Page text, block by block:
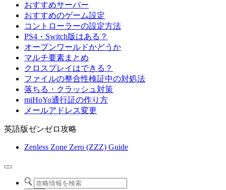
おすすめサーバー
おすすめのゲーム設定
コントローラーの設定方法
PS4・Switch版はある？
オープンワールドかどうか
マルチ要素まとめ
クロスプレイはできる？
ファイルの整合性検証中の対処法
落ちる・クラッシュ対策
miHoYo通行証の作り方
メールアドレス変更
英語版ゼンゼロ攻略
Zenless Zone Zero (ZZZ) Guide